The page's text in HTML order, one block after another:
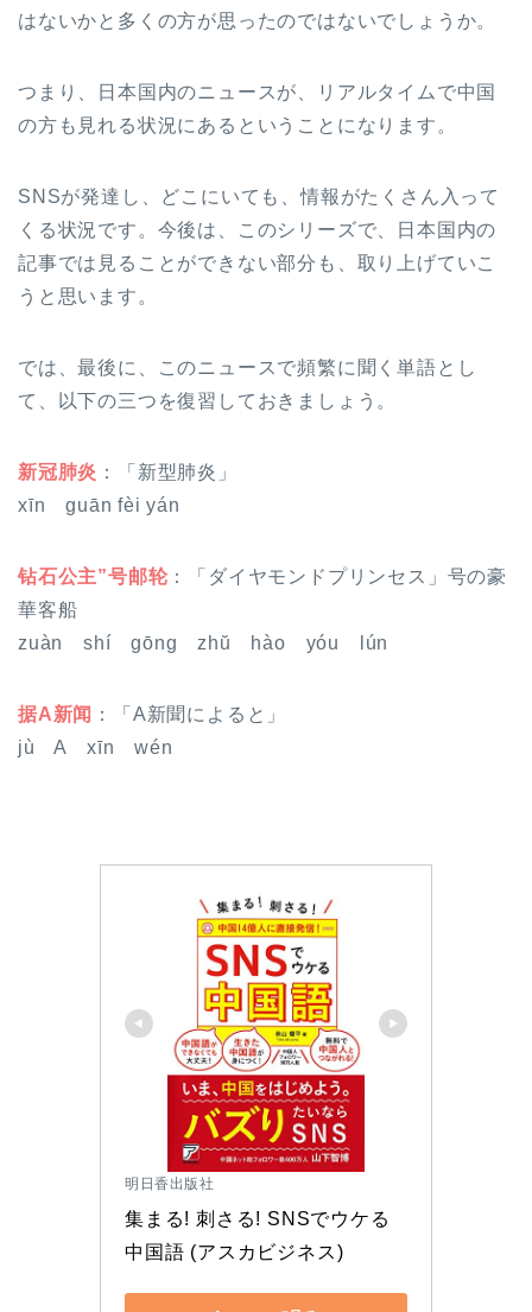
はないかと多くの方が思ったのではないでしょうか。
つまり、日本国内のニュースが、リアルタイムで中国
の方も見れる状況にあるということになります。
SNSが発達し、どこにいても、情報がたくさん入って
くる状況です。今後は、このシリーズで、日本国内の
記事では見ることができない部分も、取り上げていこ
うと思います。
では、最後に、このニュースで頻繁に聞く単語とし
て、以下の三つを復習しておきましょう。
新冠肺炎 ：「新型肺炎」
xīn guān fèi yán
钻石公主”号邮轮：「ダイヤモンドプリンセス」号の豪
華客船
zuàn shí gōng zhŭ hào yóu lún
据A新闻 ：「A新聞によると」
jù A xīn wén
明日香出版社
集まる! 刺さる! SNSでウケる
中国語 (アスカビジネス)